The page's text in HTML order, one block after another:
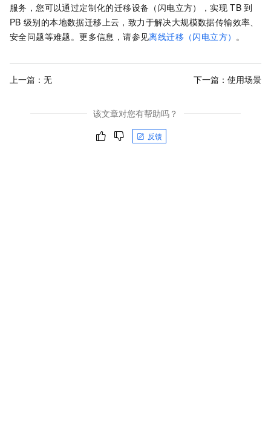
服务，您可以通过定制化的迁移设备（闪电立方），实现 TB 到
PB 级别的本地数据迁移上云，致力于解决大规模数据传输效率、
安全问题等难题。更多信息，请参见离线迁移（闪电立方） 。
上一篇：无 下一篇： 使用场景
该文章对您有帮助吗？
反馈